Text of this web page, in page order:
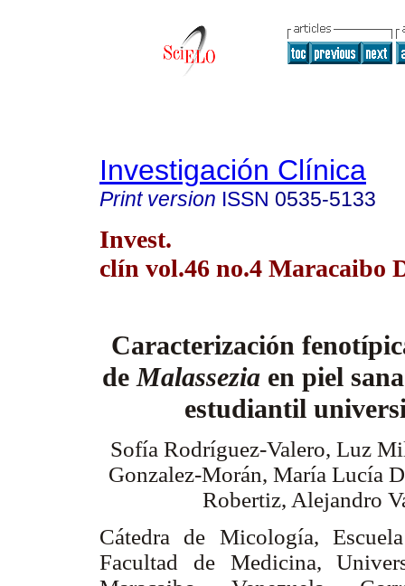
Investigación Clínica
Print version ISSN 0535-5133
Invest.
clín vol.46 no.4 Maracaibo
Caracterización
deMalasseziaen piel
estudiantil
Sofía Rodríguez-Valero, Luz
Gonzalez-Morán, María Lucía
Robertiz, Alejandro
Cátedra de Micología,
Facultad de Medicina,